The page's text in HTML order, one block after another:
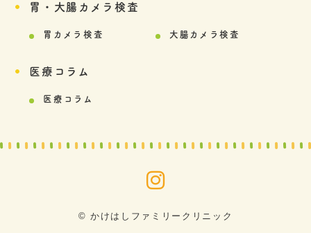
胃・大腸カメラ検査
胃カメラ検査 大腸カメラ検査
医療コラム
医療コラム
© かけはしファミリークリニック